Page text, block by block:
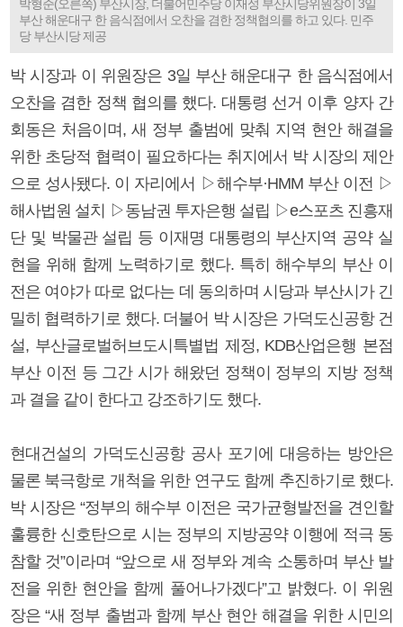
박형준(오른쪽) 부산시장, 더불어민주당 이재성 부산시당위원장이 3일
부산 해운대구 한 음식점에서 오찬을 겸한 정책협의를 하고 있다. 민주
당 부산시당 제공
박 시장과 이 위원장은 3일 부산 해운대구 한 음식점에서
오찬을 겸한 정책 협의를 했다. 대통령 선거 이후 양자 간
회동은 처음이며, 새 정부 출범에 맞춰 지역 현안 해결을
위한 초당적 협력이 필요하다는 취지에서 박 시장의 제안
으로 성사됐다. 이 자리에서 ▷해수부·HMM 부산 이전 ▷
해사법원 설치 ▷동남권 투자은행 설립 ▷e스포츠 진흥재
단 및 박물관 설립 등 이재명 대통령의 부산지역 공약 실
현을 위해 함께 노력하기로 했다. 특히 해수부의 부산 이
전은 여야가 따로 없다는 데 동의하며 시당과 부산시가 긴
밀히 협력하기로 했다. 더불어 박 시장은 가덕도신공항 건
설, 부산글로벌허브도시특별법 제정, KDB산업은행 본점
부산 이전 등 그간 시가 해왔던 정책이 정부의 지방 정책
과 결을 같이 한다고 강조하기도 했다.
현대건설의 가덕도신공항 공사 포기에 대응하는 방안은
물론 북극항로 개척을 위한 연구도 함께 추진하기로 했다.
박 시장은 “정부의 해수부 이전은 국가균형발전을 견인할
훌륭한 신호탄으로 시는 정부의 지방공약 이행에 적극 동
참할 것”이라며 “앞으로 새 정부와 계속 소통하며 부산 발
전을 위한 현안을 함께 풀어나가겠다”고 밝혔다. 이 위원
장은 “새 정부 출범과 함께 부산 현안 해결을 위한 시민의